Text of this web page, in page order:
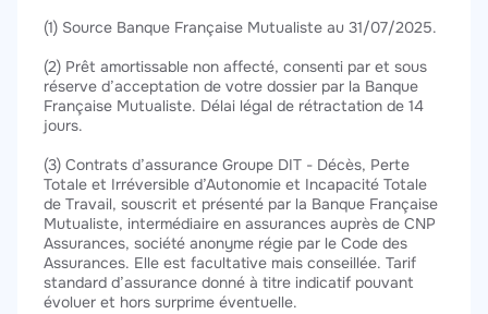
(1) Source Banque Française Mutualiste au 31/07/2025.
(2) Prêt amortissable non affecté, consenti par et sous
réserve d’acceptation de votre dossier par la Banque
Française Mutualiste. Délai légal de rétractation de 14
jours.
(3) Contrats d’assurance Groupe DIT - Décès, Perte
Totale et Irréversible d’Autonomie et Incapacité Totale
de Travail, souscrit et présenté par la Banque Française
Mutualiste, intermédiaire en assurances auprès de CNP
Assurances, société anonyme régie par le Code des
Assurances. Elle est facultative mais conseillée. Tarif
standard d’assurance donné à titre indicatif pouvant
évoluer et hors surprime éventuelle.